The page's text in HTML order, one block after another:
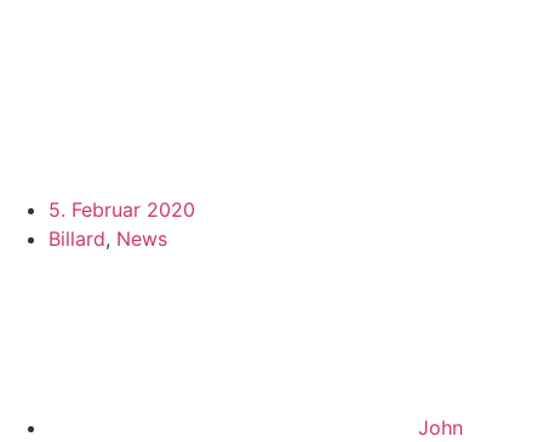
5. Februar 2020
Billard, News
John